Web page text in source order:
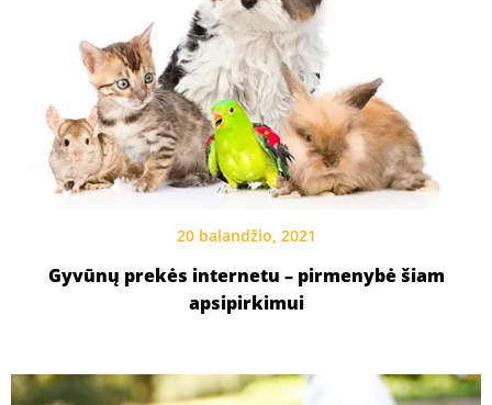
20 balandžio, 2021
Gyvūnų prekės internetu – pirmenybė šiam
apsipirkimui